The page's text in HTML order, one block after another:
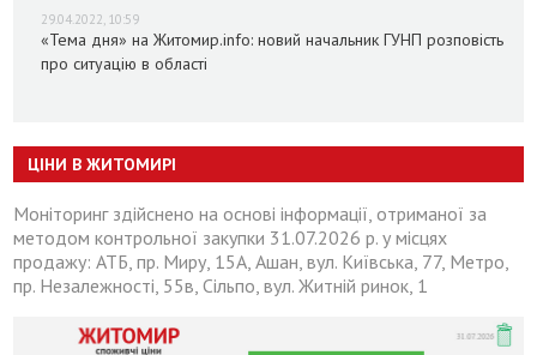
29.04.2022, 10:59
«Тема дня» на Житомир.info: новий начальник ГУНП розповість
про ситуацію в області
ЦІНИ В ЖИТОМИРІ
Моніторинг здійснено на основі інформації, отриманої за
методом контрольної закупки 31.07.2026 р. у місцях
продажу: АТБ, пр. Миру, 15А, Ашан, вул. Київська, 77, Метро,
пр. Незалежності, 55в, Сільпо, вул. Житній ринок, 1